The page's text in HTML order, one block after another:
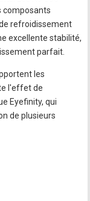
composants
refroidissement
excellente stabilité,
parfait.
les
l'effet de
Eyefinity, qui
de plusieurs